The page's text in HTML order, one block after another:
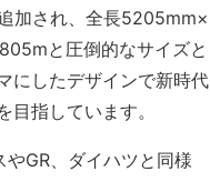
加され、全長5205mm×
と圧倒的なサイズと
にしたデザインで新時代
目指しています。
GR、ダイハツと同様